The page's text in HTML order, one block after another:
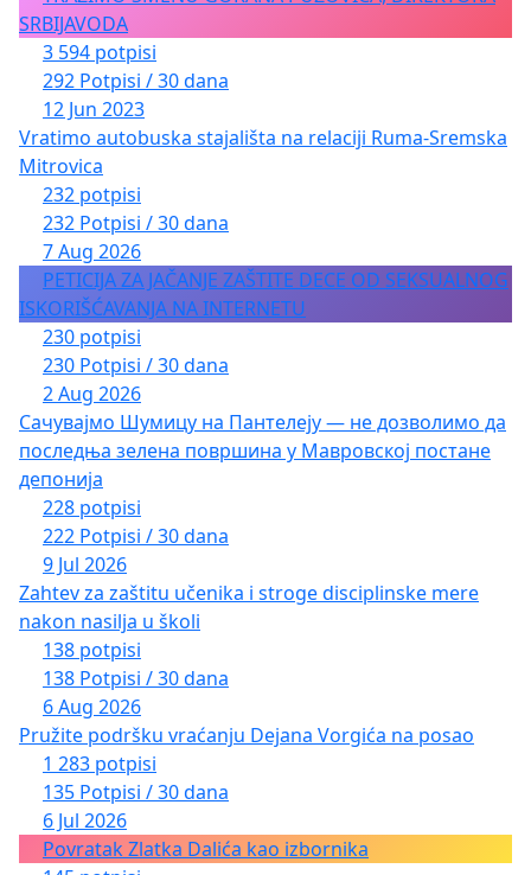
SRBIJAVODA
3 594 potpisi
292 Potpisi / 30 dana
12 Jun 2023
Vratimo autobuska stajališta na relaciji Ruma-Sremska
Mitrovica
232 potpisi
232 Potpisi / 30 dana
7 Aug 2026
PETICIJA ZA JAČANJE ZAŠTITE DECE OD SEKSUALNOG
ISKORIŠĆAVANJA NA INTERNETU
230 potpisi
230 Potpisi / 30 dana
2 Aug 2026
Сачувајмо Шумицу на Пантелеју — не дозволимо да
последња зелена површина у Мавровској постане
депонија
228 potpisi
222 Potpisi / 30 dana
9 Jul 2026
Zahtev za zaštitu učenika i stroge disciplinske mere
nakon nasilja u školi
138 potpisi
138 Potpisi / 30 dana
6 Aug 2026
Pružite podršku vraćanju Dejana Vorgića na posao
1 283 potpisi
135 Potpisi / 30 dana
6 Jul 2026
Povratak Zlatka Dalića kao izbornika